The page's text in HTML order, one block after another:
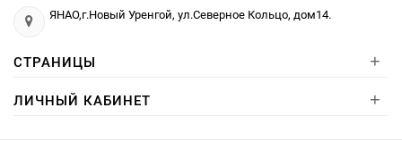
ЯНАО,г.Новый Уренгой, ул.Северное Кольцо, дом14.
СТРАНИЦЫ +
ЛИЧНЫЙ КАБИНЕТ +